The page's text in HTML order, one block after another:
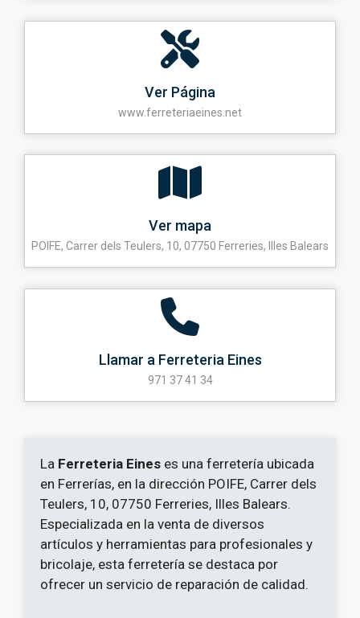
Ver Página
www.ferreteriaeines.net
Ver mapa
POIFE, Carrer dels Teulers, 10, 07750 Ferreries, Illes Balears
Llamar a Ferreteria Eines
971 37 41 34
La Ferreteria Eines es una ferretería ubicada
en Ferrerías, en la dirección POIFE, Carrer dels
Teulers, 10, 07750 Ferreries, Illes Balears.
Especializada en la venta de diversos
artículos y herramientas para profesionales y
bricolaje, esta ferretería se destaca por
ofrecer un servicio de reparación de calidad.